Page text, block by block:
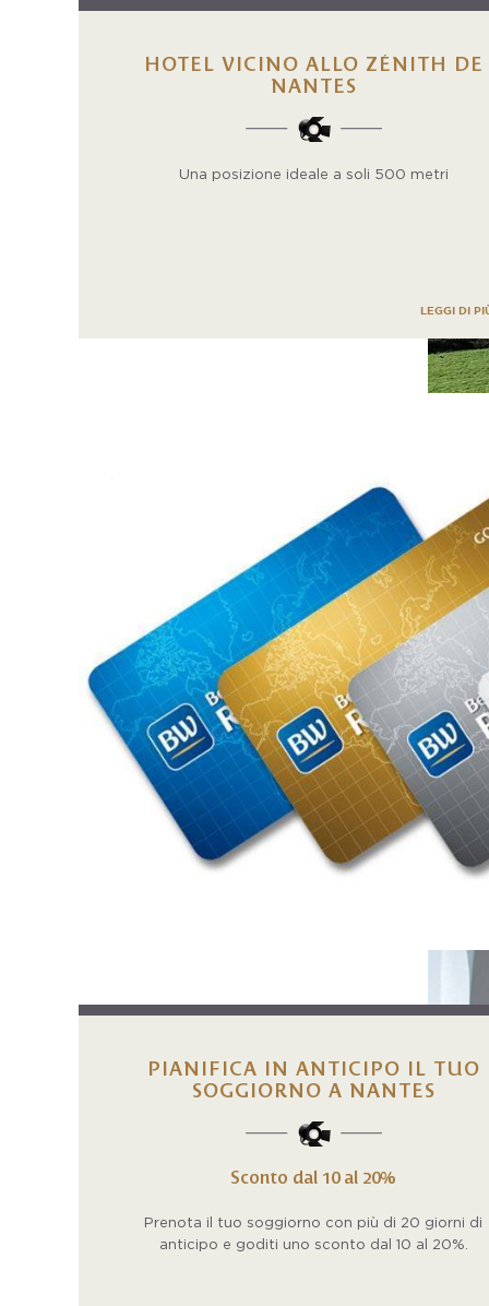
HOTEL VICINO ALLO ZÉNITH DE
NANTES
Una posizione ideale a soli 500 metri
LEGGI DI
PIANIFICA IN ANTICIPO IL TUO
SOGGIORNO A NANTES
Sconto dal 10 al 20%
Prenota il tuo soggiorno con più di 20 giorni di
anticipo e goditi uno sconto dal 10 al 20%.